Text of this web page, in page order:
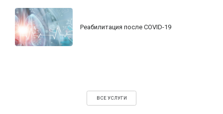
Реабилитация после COVID-19
ВСЕ УСЛУГИ